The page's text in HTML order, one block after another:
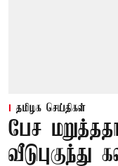
தமிழக செய்திகள்
பேச